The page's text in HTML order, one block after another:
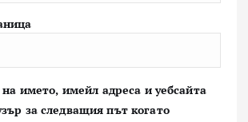
на името, имейл адреса и уебсайта
за следващия път когато